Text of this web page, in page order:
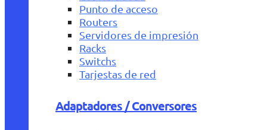
Punto de acceso
Routers
Servidores de impresión
Racks
Switchs
Tarjestas de red
Adaptadores / Conversores